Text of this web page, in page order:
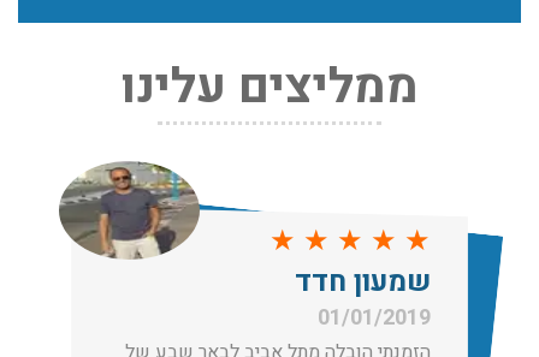
ממליצים עלינו
★
★
חדד
01/01/
לפני שמתבצעת ההובלה צריכים לדאוג לארוז את הכל כמו
שצריך! פורטל המובילים בישראל מציע לכם שירותי אריזה
ברמה הגבוהה ביותר, לקבלת הצעת מחיר כנסו עכשיו
הובלות בתל אביב:
עודכן לאחרונה: 30/03/2026, 12:23